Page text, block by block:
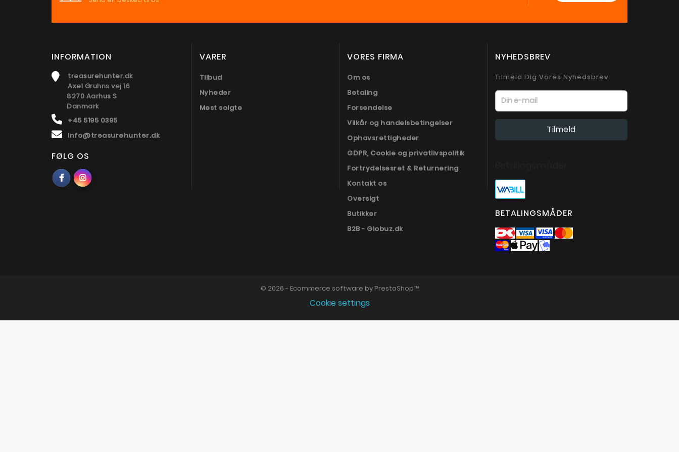
INFORMATION
treasurehunter.dk
Axel Gruhns vej 16
8270 Aarhus S
Danmark
+45 5195 0395
info@treasurehunter.dk
FØLG OS
VARER
Tilbud
Nyheder
Mest solgte
VORES FIRMA
Om os
Betaling
Forsendelse
Vilkår og handelsbetingelser
Ophavsrettigheder
GDPR, Cookie og privatlivspolitik
Fortrydelsesret & Returnering
Kontakt os
Oversigt
Butikker
B2B - Globuz.dk
NYHEDSBREV
Tilmeld Dig Vores Nyhedsbrev
BETALINGSMÅDER
© 2026 - Ecommerce software by PrestaShop™
Cookie settings